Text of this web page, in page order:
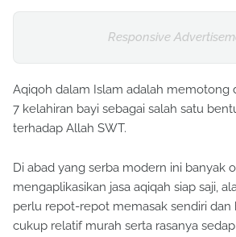
Responsive
Aqiqoh dalam Islam adalah memotong
7 kelahiran bayi sebagai salah satu
terhadap Allah SWT.
Di abad yang serba modern ini banyak
mengaplikasikan jasa aqiqah siap saji,
perlu repot-repot memasak sendiri dan
cukup relatif murah serta rasanya